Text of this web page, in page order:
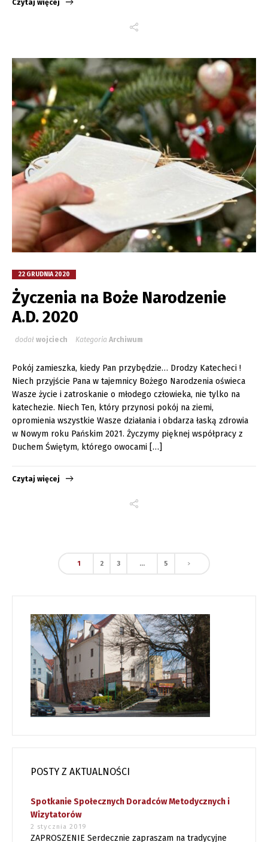
Czytaj więcej
22 GRUDNIA 2020
Życzenia na Boże Narodzenie
A.D. 2020
dodał wojciech Kategoria Archiwum
Pokój zamieszka, kiedy Pan przybędzie… Drodzy Katecheci !
Niech przyjście Pana w tajemnicy Bożego Narodzenia oświeca
Wasze życie i zatroskanie o młodego człowieka, nie tylko na
katechezie. Niech Ten, który przynosi pokój na ziemi,
opromienia wszystkie Wasze działania i obdarza łaską zdrowia
w Nowym roku Pańskim 2021. Życzymy pięknej współpracy z
Duchem Świętym, którego owocami […]
Czytaj więcej
1 2 3 … 5
POSTY Z AKTUALNOŚCI
Spotkanie Społecznych Doradców Metodycznych i
Wizytatorów
2 stycznia 2019
ZAPROSZENIE Serdecznie zapraszam na tradycyjne